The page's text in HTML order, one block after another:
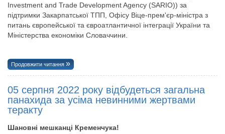
Investment and Trade Development Agency (SARIO)) за
підтримки Закарпатської ТПП, Офісу Віце-прем'єр-міністра з
питань європейської та євроатлантичної інтеграції України та
Міністерства економіки Словаччини.
Продовжити читання
05 серпня 2022 року відбудеться загальна
панахида за усіма невинними жертвами
теракту
Шановні мешканці Кременчука!